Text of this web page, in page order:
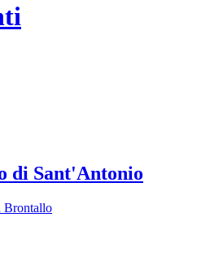
di Sant'Antonio
Brontallo